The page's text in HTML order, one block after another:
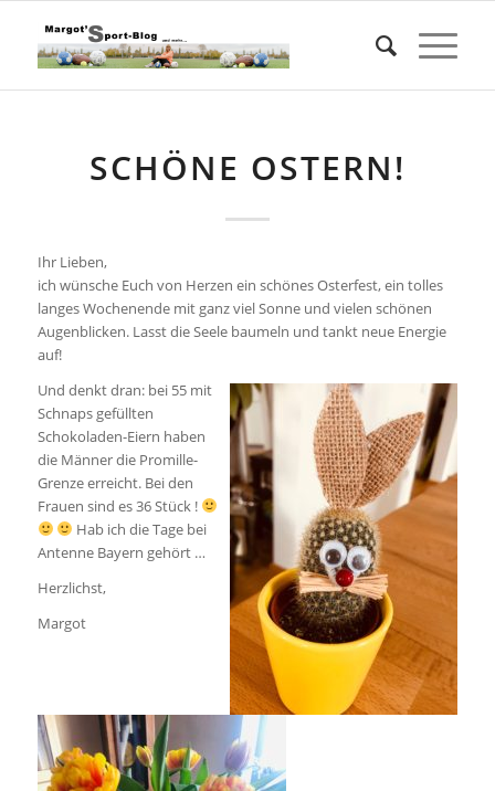
SCHÖNE OSTERN!
Ihr Lieben,
ich wünsche Euch von Herzen ein schönes Osterfest, ein tolles
langes Wochenende mit ganz viel Sonne und vielen schönen
Augenblicken. Lasst die Seele baumeln und tankt neue Energie
auf!
Und denkt dran: bei 55 mit
Schnaps gefüllten
Schokoladen-Eiern haben
die Männer die Promille-
Grenze erreicht. Bei den
Frauen sind es 36 Stück !
Hab ich die Tage bei
Antenne Bayern gehört …
Herzlichst,
Margot